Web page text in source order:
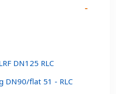
DN125 RLC
DN90/flat 51 - RLC